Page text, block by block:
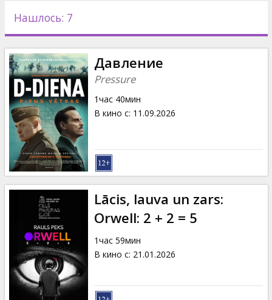
Новости
Подарки
Кинозакуски
B2B
Клуб
Нашлось: 7
Давление
Pressure
1час 40мин
В кино с: 11.09.2026
Lācis, lauva un zars:
Orwell: 2 + 2 = 5
1час 59мин
В кино с: 21.01.2026